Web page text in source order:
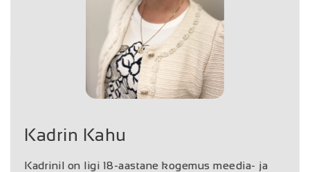
Kadrin Kahu
Kadrinil on ligi 18-aastane kogemus meedia- ja